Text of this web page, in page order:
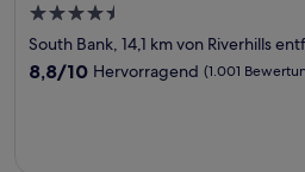
4.5-
Sterne-
Unterkunft
South Bank, 14,1 km von Riverhills
8.8
8,8/10 Hervorragend (1.001